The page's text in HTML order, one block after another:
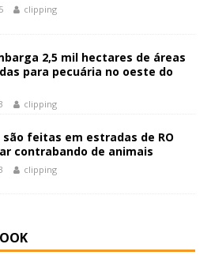
clipping
2,5 mil hectares de áreas
para pecuária no oeste do
clipping
são feitas em estradas de RO
contrabando de animais
clipping